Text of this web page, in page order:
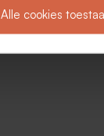
Alle cookies